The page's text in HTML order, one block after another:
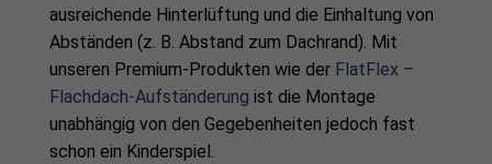
ausreichende Hinterlüftung und die Einhaltung von
Abständen (z. B. Abstand zum Dachrand). Mit
unseren Premium-Produkten wie der FlatFlex –
Flachdach-Aufständerung ist die Montage
unabhängig von den Gegebenheiten jedoch fast
schon ein Kinderspiel.